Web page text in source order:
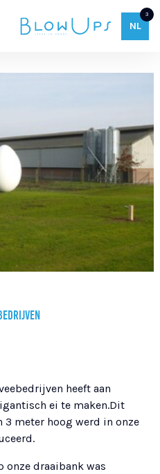
3
NL
heeft aan
ei te maken.Dit
meter hoog werd in onze
onze draaibank was